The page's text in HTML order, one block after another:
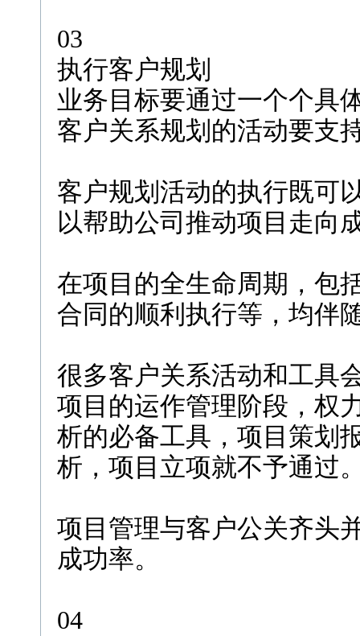
03
执行客户规划
业务目标要通过一个个具
客户关系规划的活动要支
客户规划活动的执行既可
以帮助公司推动项目走向
在项目的全生命周期，包
合同的顺利执行等，均伴
很多客户关系活动和工具
项目的运作管理阶段，权
析的必备工具，项目策划
析，项目立项就不予通过
项目管理与客户公关齐头
成功率。
04